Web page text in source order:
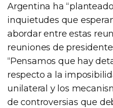
Argentina ha
inquietudes que
abordar entre estas
reuniones de
“Pensamos que hay
respecto a la
unilateral y los
de controversias que